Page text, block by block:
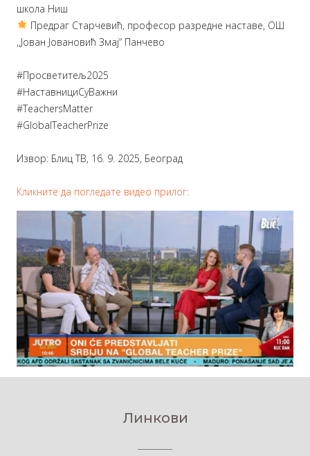
школа Ниш
Предраг Старчевић, професор разредне наставе, ОШ
,,Јован Јовановић Змај“ Панчево
#Просветитељ2025
#НаставнициСуВажни
#TeachersMatter
#GlobalTeacherPrize
Извор: Блиц ТВ, 16. 9. 2025, Београд
Кликните да погледате видео прилог:
Линкови